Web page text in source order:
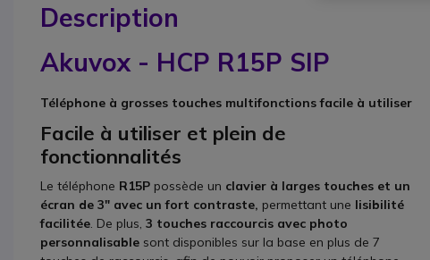
Description
Akuvox - HCP R15P SIP
Téléphone à grosses touches multifonctions facile à utiliser
Facile à utiliser et plein de
fonctionnalités
Le téléphone R15P possède un clavier à larges touches et un
écran de 3" avec un fort contraste, permettant une lisibilité
facilitée . De plus, 3 touches raccourcis avec photo
personnalisable sont disponibles sur la base en plus de 7